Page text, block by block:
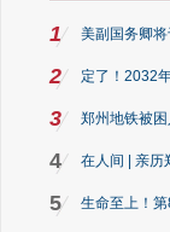
1 美副国务卿
2 定了！2032
3 郑州地铁被
4 在人间 | 亲历
5 生命至上！